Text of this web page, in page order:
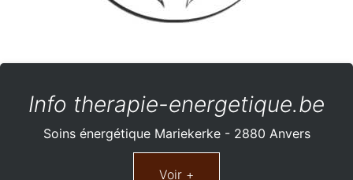
Info therapie-energetique.be
Soins énergétique Mariekerke - 2880 Anvers